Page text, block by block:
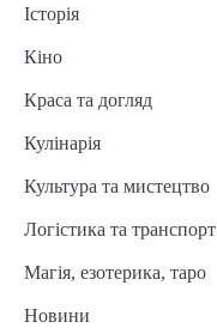
Історія
Кіно
Краса та догляд
Кулінарія
Культура та мистецтво
Логістика та транспорт
Магія, езотерика, таро
Новини